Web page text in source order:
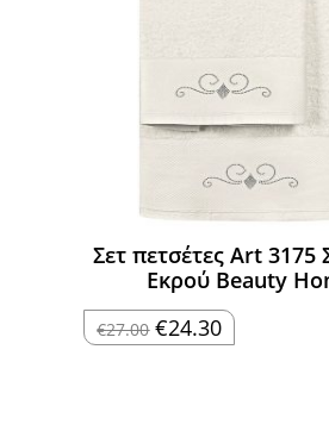
Σετ πετσέτες Art 3175
Εκρού Beauty
€27.00 Original
price
€24.30Η
τρέχουσα